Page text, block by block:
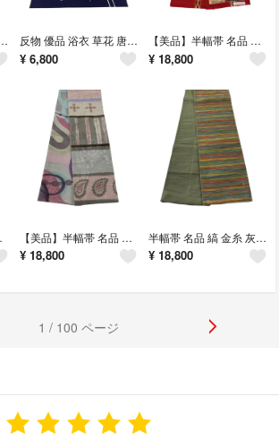
縞 地紋 ぼかし 小豆色 正絹 【中古】 反物 優品 浴衣 草花 唐草 濃紺 綿 【中古】
¥ 6,800
【美品】半幅帯 名品 八重山 みんさー織 証紙 赤 綿 【中古】
¥ 18,800
【中古】 【美品】半幅帯 名品 地紋 幾何学模様 ピンクベージュ 正絹 【中古】
¥ 18,800
半幅帯 名品 縞 金糸 灰緑 正絹 【中古】
¥ 18,800
1 / 100 ページ